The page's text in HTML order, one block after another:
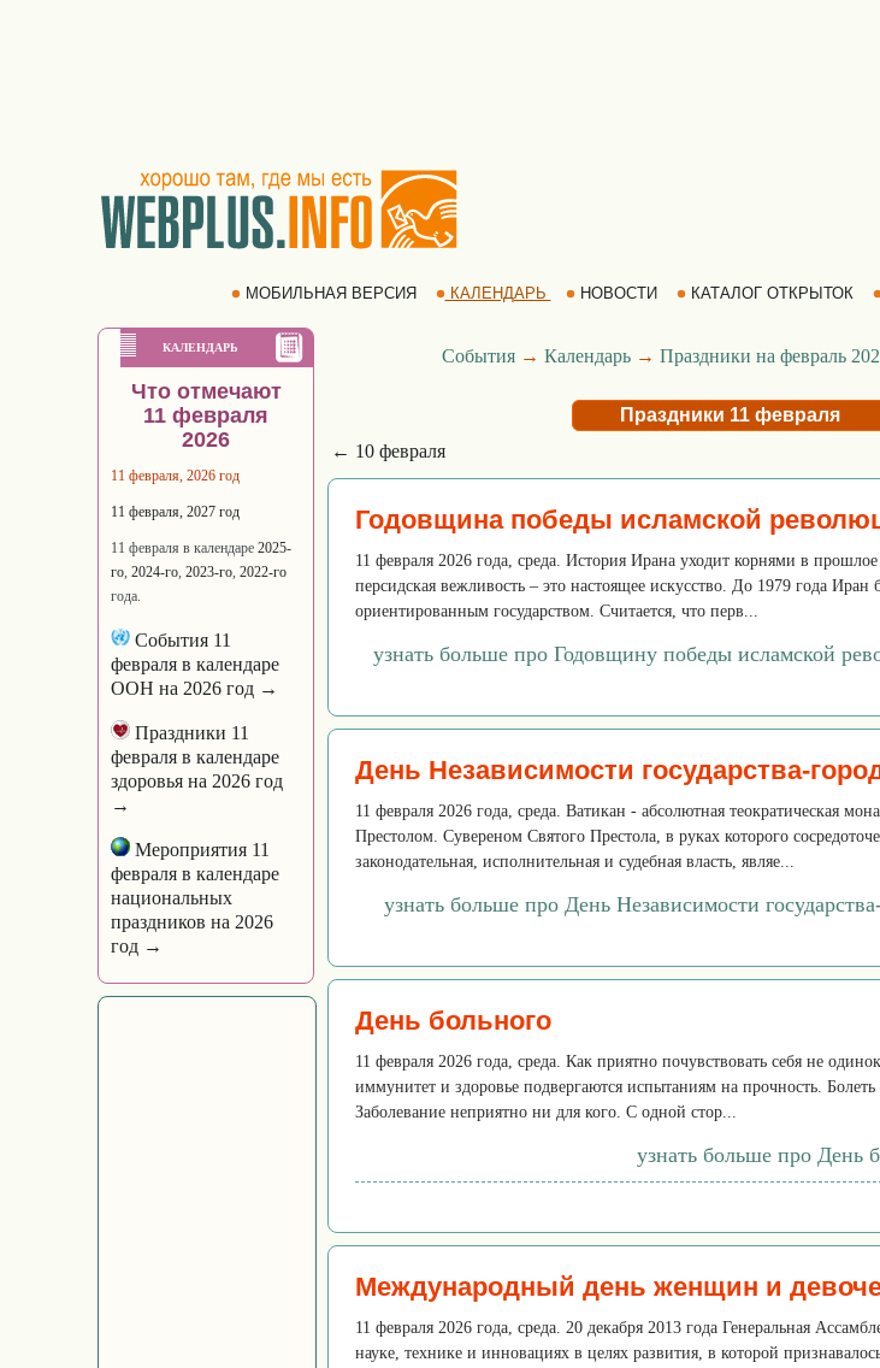
МОБИЛЬНАЯ ВЕРСИЯ КАЛЕНДАРЬ НОВОСТИ КАТАЛОГ ОТКРЫТОК
КАЛЕНДАРЬ
Что отмечают
11 февраля
2026
11 февраля, 2026 год
11 февраля, 2027 год
11 февраля в календаре 2025-
го, 2024-го, 2023-го, 2022-го
года.
События 11
февраля в календаре
ООН на 2026 год →
Праздники 11
февраля в календаре
здоровья на 2026 год
→
Мероприятия 11
февраля в календаре
национальных
праздников на 2026
год →
События → Календарь → Праздники на февраль
Праздники 11 февраля
← 10 февраля
Годовщина победы исламской
11 февраля 2026 года, среда. История Ирана уходит корнями в прошлое
персидская вежливость – это настоящее искусство. До 1979 года
ориентированным государством. Считается, что перв...
узнать больше про Годовщину победы исламской
День Независимости государства-
11 февраля 2026 года, среда. Ватикан - абсолютная теократическая
Престолом. Сувереном Святого Престола, в руках которого
законодательная, исполнительная и судебная власть, являе...
узнать больше про День Независимости
День больного
11 февраля 2026 года, среда. Как приятно почувствовать себя не
иммунитет и здоровье подвергаются испытаниям на прочность. Болеть
Заболевание неприятно ни для кого. С одной стор...
узнать больше про День
Международный день женщин и
11 февраля 2026 года, среда. 20 декабря 2013 года Генеральная
науке, технике и инновациях в целях развития, в которой